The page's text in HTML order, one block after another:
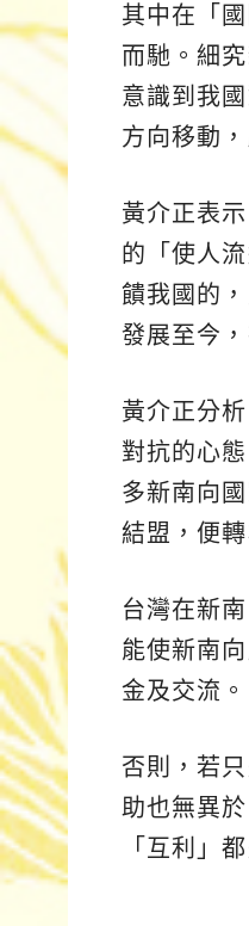
其中在「
而馳。細
意識到我
方向移動
黃介正表
的「使人
饋我國的
發展至今
黃介正分
對抗的心
多新南向
結盟，便
台灣在新
能使新南
金及交流。
否則，若
助也無異
「互利」